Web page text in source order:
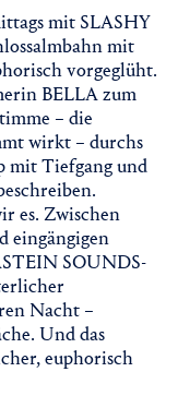
mit SLASHY
mit
vorgeglüht.
BELLA zum
– die
wirkt – durchs
mit Tiefgang und
es. Zwischen
eingängigen
SOUNDS-
Nacht –
Und das
euphorisch